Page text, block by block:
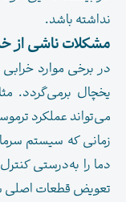
نداشته باشد.
مشکلات ناشی از
در برخی موارد
یخچال برمی‌گردد.
می‌تواند عملکرد
زمانی که سیستم
دما را به‌درستی
تعویض قطعات اصلی